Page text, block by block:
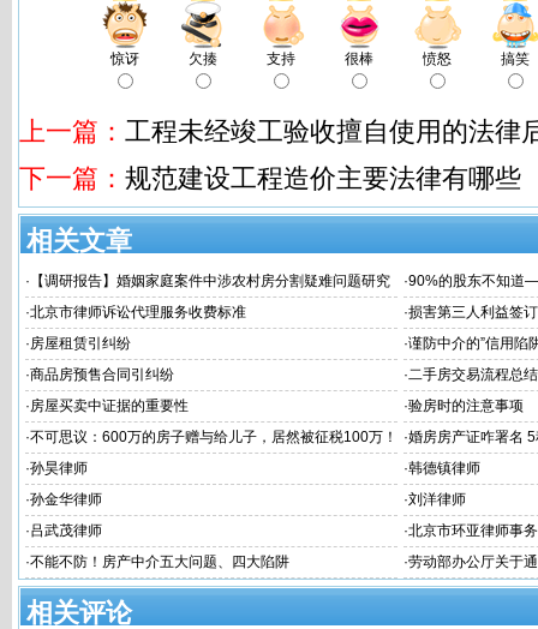
惊讶 欠揍 支持 很棒 愤怒 搞笑
上一篇： 工程未经竣工验收擅自使用的法律
下一篇： 规范建设工程造价主要法律有哪些
相关文章
· 【调研报告】婚姻家庭案件中涉农村房分割疑难问题研究 ·90%的股东不知道
律风险！
·北京市律师诉讼代理服务收费标准 ·损害第三人利益签
·房屋租赁引纠纷 ·谨防中介的”信用陷
·商品房预售合同引纠纷 ·二手房交易流程总结
·房屋买卖中证据的重要性 ·验房时的注意事项
·不可思议：600万的房子赠与给儿子，居然被征税100万！
将房产“赠与”给子女还不如“卖”给子女？
·婚房房产证咋署名
·孙昊律师 ·韩德镇律师
·孙金华律师 ·刘洋律师
·吕武茂律师 ·北京市环亚律师事
·不能不防！房产中介五大问题、四大陷阱 ·劳动部办公厅关于
不归者按自动离职
相关评论